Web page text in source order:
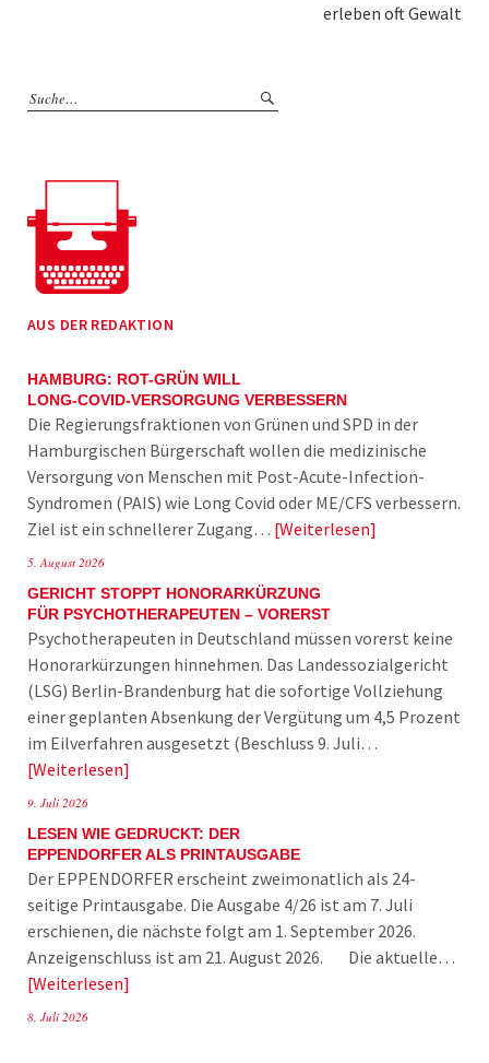
erleben oft Gewalt
AUS DER REDAKTION
HAMBURG: ROT-GRÜN WILL
LONG-COVID-VERSORGUNG VERBESSERN
Die Regierungsfraktionen von Grünen und SPD in der
Hamburgischen Bürgerschaft wollen die medizinische
Versorgung von Menschen mit Post-Acute-Infection-
Syndromen (PAIS) wie Long Covid oder ME/CFS verbessern.
Ziel ist ein schnellerer Zugang… Weiterlesen
5. August 2026
GERICHT STOPPT HONORARKÜRZUNG
FÜR PSYCHOTHERAPEUTEN – VORERST
Psychotherapeuten in Deutschland müssen vorerst keine
Honorarkürzungen hinnehmen. Das Landessozialgericht
(LSG) Berlin-Brandenburg hat die sofortige Vollziehung
einer geplanten Absenkung der Vergütung um 4,5 Prozent
im Eilverfahren ausgesetzt (Beschluss 9. Juli…
Weiterlesen
9. Juli 2026
LESEN WIE GEDRUCKT: DER
EPPENDORFER ALS PRINTAUSGABE
Der EPPENDORFER erscheint zweimonatlich als 24-
seitige Printausgabe. Die Ausgabe 4/26 ist am 7. Juli
erschienen, die nächste folgt am 1. September 2026.
Anzeigenschluss ist am 21. August 2026. Die aktuelle…
Weiterlesen
8. Juli 2026